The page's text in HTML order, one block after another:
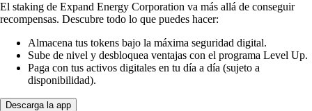
El staking de Expand Energy Corporation va más allá de conseguir
recompensas. Descubre todo lo que puedes hacer:
Almacena tus tokens bajo la máxima seguridad digital.
Sube de nivel y desbloquea ventajas con el programa Level Up.
Paga con tus activos digitales en tu día a día (sujeto a
disponibilidad).
Descarga la app